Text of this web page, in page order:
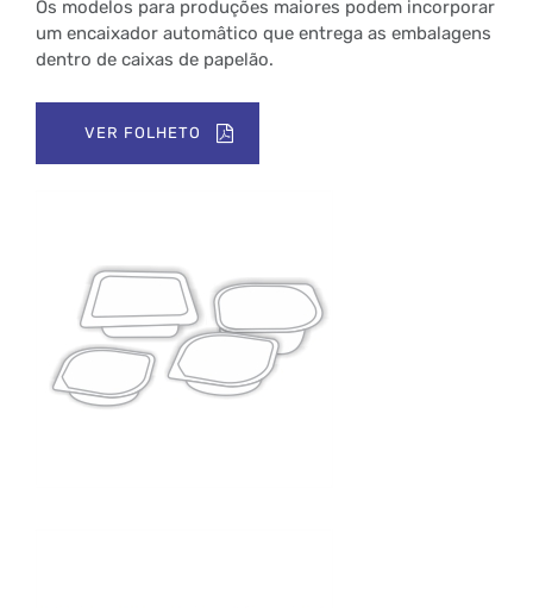
Os modelos para produções maiores podem incorporar
um encaixador automâtico que entrega as embalagens
dentro de caixas de papelão.
VER FOLHETO